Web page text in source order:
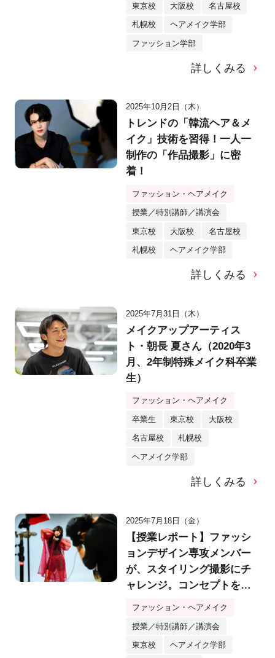
東京校 大阪校 名古屋校
札幌校 ヘアメイク学部
ファッション学部
詳しくみる
2025年10月2日（木）
トレンドの「韓流ヘア＆メ
イク」技術を習得！一人一
制作の「作品撮影」に密
着！
ファッション・ヘアメイク
授業／特別講師／講演会
東京校 大阪校 名古屋校
札幌校 ヘアメイク学部
詳しくみる
2025年7月31日（木）
メイクアップアーティス
ト・朝長 夏さん（2020年3
月、2年制特殊メイク科卒業
生）
ファッション・ヘアメイク
卒業生 東京校 大阪校
名古屋校 札幌校
ヘアメイク学部
詳しくみる
2025年7月18日（金）
【授業レポート】ファッシ
ョンデザイン専攻メンバー
が、スタイリング撮影にチ
ャレンジ。コンセプトを設
ファッション・ヘアメイク
授業／特別講師／講演会
東京校 ヘアメイク学部